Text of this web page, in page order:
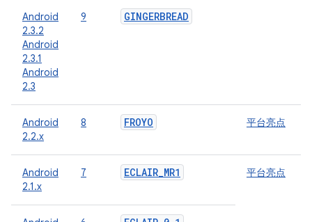
Android
2.3.2
Android
2.3.1
Android
2.3
9 GINGERBREAD
Android
2.2.x
8 FROYO 平台亮点
Android
2.1.x
7 ECLAIR_MR1 平台亮点